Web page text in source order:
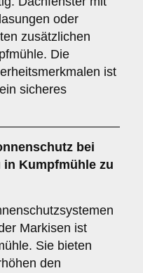
oder
zusätzlichen
Die
ist
sicheres
bei
in Kumpfmühle zu
Markisen ist
Sie bieten
den